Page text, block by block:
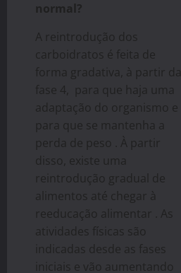
normal?
A reintrodução dos
carboidratos é feita de
forma gradativa, à partir da
fase 4, para que haja uma
adaptação do organismo e
para que se mantenha a
perda de peso . À partir
disso, existe uma
reintrodução gradual de
alimentos até chegar à
reeducação alimentar . As
atividades físicas são
indicadas desde as fases
iniciais e vão aumentando